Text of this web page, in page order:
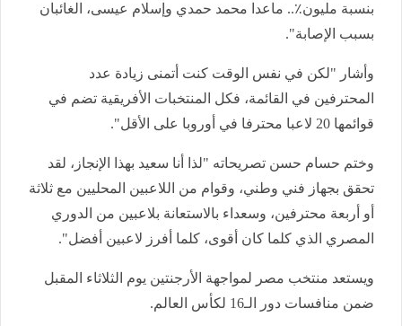
بنسبة مليون٪.. ماعدا محمد حمدي وإسلام عيسى، الغائبان
بسبب الإصابة".
وأشار "لكن في نفس الوقت كنت أتمنى زيادة عدد
المحترفين في القائمة، فكل المنتخبات الأفريقية تضم في
قوائمها 20 لاعبا محترفا في أوروبا على الأقل".
وختم حسام حسن تصريحاته "لذا أنا سعيد بهذا الإنجاز، لقد
تحقق بجهاز فني وطني، وقوام من اللاعبين المحليين مع ثلاثة
أو أربعة محترفين، وسعداء بالاستعانة بلاعبين من الدوري
المصري الذي كلما كان أقوى، كلما أفرز لاعبين أفضل".
ويستعد منتخب مصر لمواجهة الأرجنتين يوم الثلاثاء المقبل
ضمن منافسات دور الـ16 لكأس العالم.